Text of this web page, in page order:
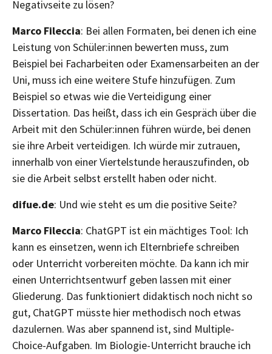
Negativseite zu lösen?
Marco Fileccia: Bei allen Formaten, bei denen ich eine
Leistung von Schüler:innen bewerten muss, zum
Beispiel bei Facharbeiten oder Examensarbeiten an der
Uni, muss ich eine weitere Stufe hinzufügen. Zum
Beispiel so etwas wie die Verteidigung einer
Dissertation. Das heißt, dass ich ein Gespräch über die
Arbeit mit den Schüler:innen führen würde, bei denen
sie ihre Arbeit verteidigen. Ich würde mir zutrauen,
innerhalb von einer Viertelstunde herauszufinden, ob
sie die Arbeit selbst erstellt haben oder nicht.
difue.de: Und wie steht es um die positive Seite?
Marco Fileccia: ChatGPT ist ein mächtiges Tool: Ich
kann es einsetzen, wenn ich Elternbriefe schreiben
oder Unterricht vorbereiten möchte. Da kann ich mir
einen Unterrichtsentwurf geben lassen mit einer
Gliederung. Das funktioniert didaktisch noch nicht so
gut, ChatGPT müsste hier methodisch noch etwas
dazulernen. Was aber spannend ist, sind Multiple-
Choice-Aufgaben. Im Biologie-Unterricht brauche ich